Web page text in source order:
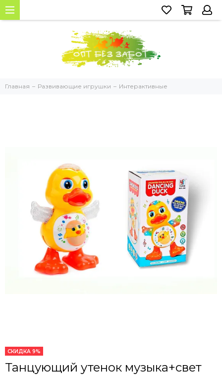
Главная Развивающие игрушки Интерактивные
СКИДКА 9%
Танцующий утенок музыка+свет